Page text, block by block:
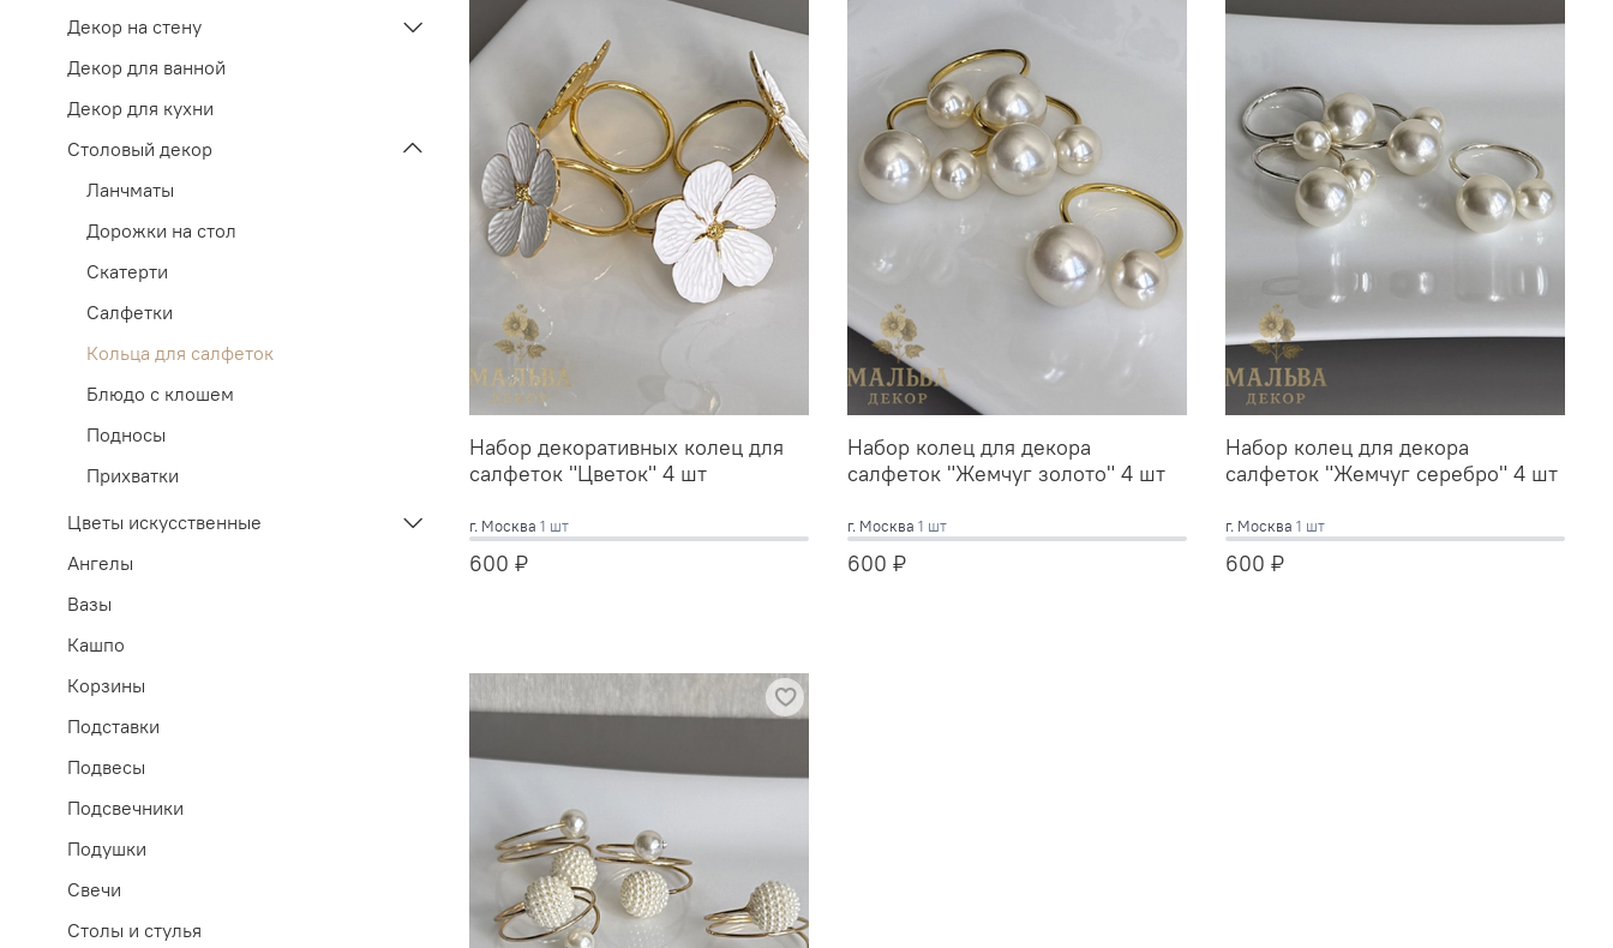
Набор декоративных колец для
салфеток "Цветок" 4 шт
г. Москва1 шт
600 ₽
Набор колец для декора
салфеток "Жемчуг золото" 4 шт
г. Москва1 шт
600 ₽
Набор колец для декора
салфеток "Жемчуг серебро" 4 шт
г. Москва1 шт
600 ₽
Декор на стену
Декор для ванной
Декор для кухни
Столовый декор
Ланчматы
Дорожки на стол
Скатерти
Салфетки
Кольца для салфеток
Блюдо с клошем
Подносы
Прихватки
Цветы искусственные
Ангелы
Вазы
Кашпо
Корзины
Подставки
Подвесы
Подсвечники
Подушки
Свечи
Столы и стулья